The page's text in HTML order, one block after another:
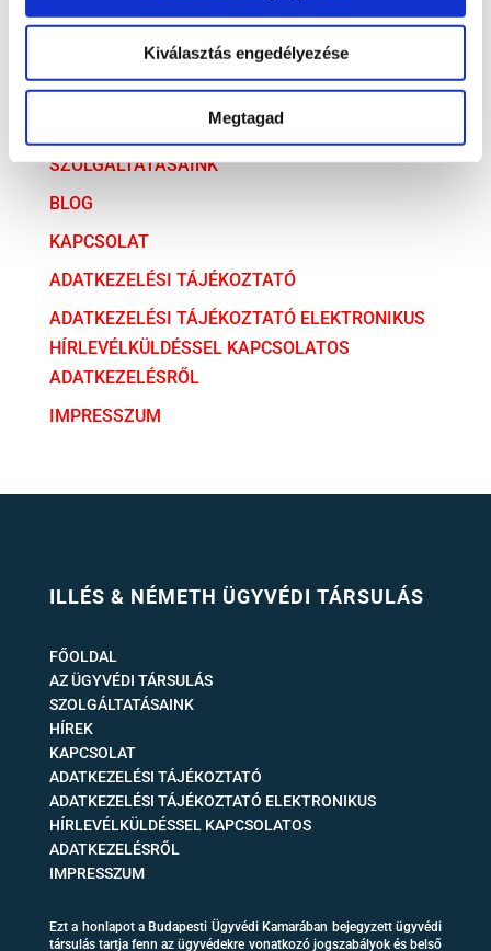
Kiválasztás engedélyezése
Megtagad
ARCHÍVUM
AZ ÜGYVÉDI TÁRSULÁS
SZOLGÁLTATÁSAINK
BLOG
KAPCSOLAT
ADATKEZELÉSI TÁJÉKOZTATÓ
ADATKEZELÉSI TÁJÉKOZTATÓ ELEKTRONIKUS
HÍRLEVÉLKÜLDÉSSEL KAPCSOLATOS
ADATKEZELÉSRŐL
IMPRESSZUM
ILLÉS & NÉMETH ÜGYVÉDI TÁRSULÁS
FŐOLDAL
AZ ÜGYVÉDI TÁRSULÁS
SZOLGÁLTATÁSAINK
HÍREK
KAPCSOLAT
ADATKEZELÉSI TÁJÉKOZTATÓ
ADATKEZELÉSI TÁJÉKOZTATÓ ELEKTRONIKUS
HÍRLEVÉLKÜLDÉSSEL KAPCSOLATOS
ADATKEZELÉSRŐL
IMPRESSZUM
Ezt a honlapot a Budapesti Ügyvédi Kamarában bejegyzett ügyvédi
társulás tartja fenn az ügyvédekre vonatkozó jogszabályok és belső